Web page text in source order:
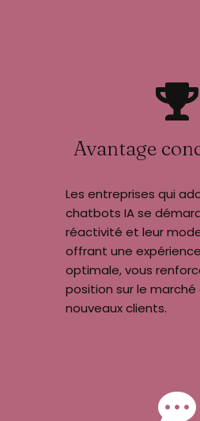
Avantage
Les entreprises qui
chatbots IA se
réactivité et leur
offrant une
optimale, vous
position sur le
nouveaux clients.